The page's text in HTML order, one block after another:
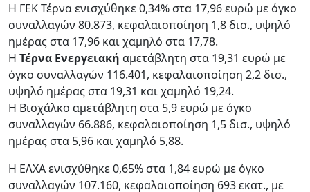
Η ΓΕΚ Τέρνα ενισχύθηκε 0,34% στα 17,96 ευρώ με όγκο
συναλλαγών 80.873, κεφαλαιοποίηση 1,8 δισ., υψηλό
ημέρας στα 17,96 και χαμηλό στα 17,78.
Η Τέρνα Ενεργειακή αμετάβλητη στα 19,31 ευρώ με
όγκο συναλλαγών 116.401, κεφαλαιοποίηση 2,2 δισ.,
υψηλό ημέρας στα 19,31 και χαμηλό 19,24.
Η Βιοχάλκο αμετάβλητη στα 5,9 ευρώ με όγκο
συναλλαγών 66.886, κεφαλαιοποίηση 1,5 δισ., υψηλό
ημέρας στα 5,96 και χαμηλό 5,88.
Η ΕΛΧΑ ενισχύθηκε 0,65% στα 1,84 ευρώ με όγκο
συναλλαγών 107.160, κεφαλαιοποίηση 693 εκατ., με